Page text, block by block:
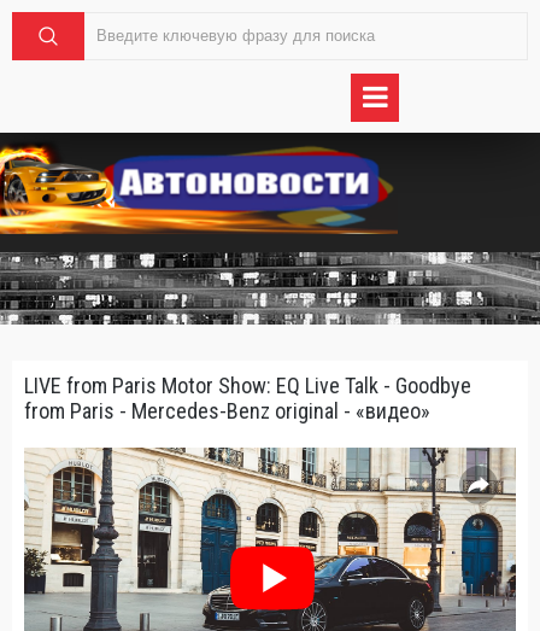
LIVE from Paris Motor Show: EQ Live Talk - Goodbye
from Paris - Mercedes-Benz original - «видео»